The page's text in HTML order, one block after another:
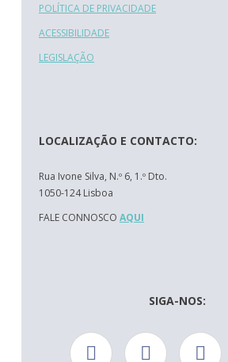
POLÍTICA DE PRIVACIDADE
ACESSIBILIDADE
LEGISLAÇÃO
LOCALIZAÇÃO E CONTACTO:
Rua Ivone Silva, N.º 6, 1.º Dto.
1050-124 Lisboa
FALE CONNOSCO AQUI
SIGA-NOS: